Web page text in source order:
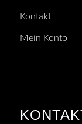
Kontakt
Mein Konto